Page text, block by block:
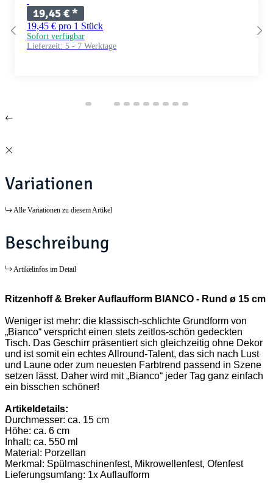
19,45 €*
19,45 € pro 1 Stück
Sofort verfügbar
Lieferzeit: 5 - 7 Werktage
Variationen
Alle Variationen zu diesem Artikel
Beschreibung
Artikelinfos im Detail
Ritzenhoff & Breker Auflaufform BIANCO - Rund ø 15 cm
Weniger ist mehr: die klassisch-schlichte Grundform von
„Bianco“ verspricht einen stets zeitlos-schön gedeckten
Tisch. Das Geschirr präsentiert sich gleichzeitig ohne Dekor
und ist somit ein echtes Allround-Talent, das sich nach Lust
und Laune oder zum neuesten Farbtrend passend in Szene
setzen lässt. Daher wird mit „Bianco“ jeder Tag ganz einfach
ein bisschen schöner!
Artikeldetails:
Durchmesser: ca. 15 cm
Höhe: ca. 6 cm
Inhalt: ca. 550 ml
Material: Porzellan
Merkmal: Spülmaschinenfest, Mikrowellenfest, Ofenfest
Lieferungsumfang: 1x Auflaufform